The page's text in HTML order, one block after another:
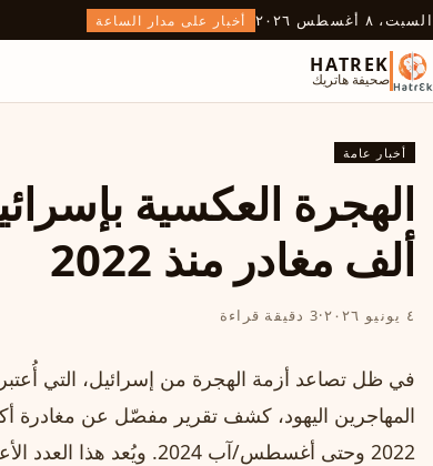
السبت، ٨ أغسطس ٢٠٢٦ أخبار على مدار الساعة
HATREK
صحيفة هاتريك
أخبار عامة
ألف مغادر منذ 2022
٤ يونيو ٢٠٢٦ ·3 دقيقة قراءة
في ظل تصاعد أزمة الهجرة من إسرائيل، التي
المهاجرين اليهود، كشف تقرير مفصّل عن مغادرة
2022 وحتى أغسطس/آب 2024.